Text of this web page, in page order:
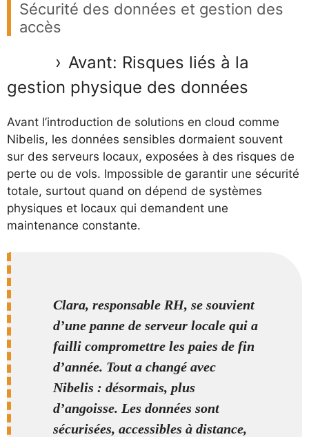
Sécurité des données et gestion des
accès
Avant: Risques liés à la
gestion physique des données
Avant l’introduction de solutions en cloud comme
Nibelis, les données sensibles dormaient souvent
sur des serveurs locaux, exposées à des risques de
perte ou de vols. Impossible de garantir une sécurité
totale, surtout quand on dépend de systèmes
physiques et locaux qui demandent une
maintenance constante.
Clara, responsable RH, se souvient
d’une panne de serveur locale qui a
failli compromettre les paies de fin
d’année. Tout a changé avec
Nibelis : désormais, plus
d’angoisse. Les données sont
sécurisées, accessibles à distance,